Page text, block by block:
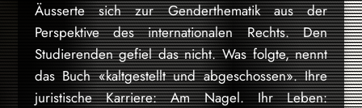
Äusserte sich zur Genderthematik aus der
Perspektive des internationalen Rechts. Den
Studierenden gefiel das nicht. Was folgte, nennt
das Buch «kaltgestellt und abgeschossen». Ihre
juristische Karriere: Am Nagel. Ihr Leben: